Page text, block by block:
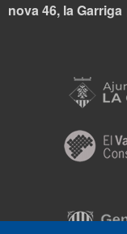
nova 46, la Garriga